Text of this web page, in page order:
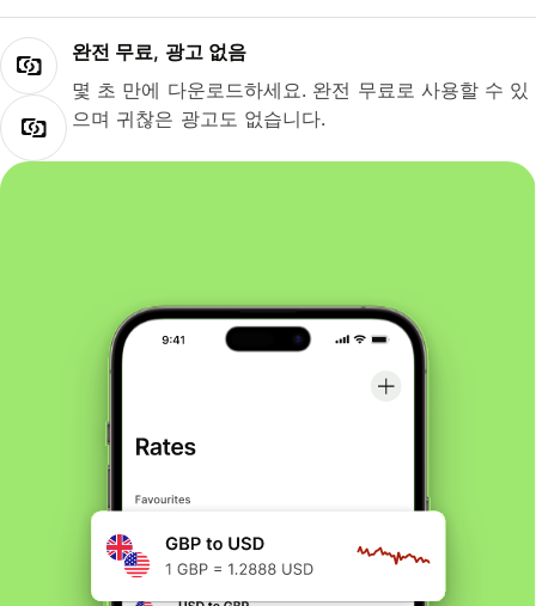
완전 무료, 광고 없음
몇 초 만에 다운로드하세요. 완전 무료로 사용할 수 있
으며 귀찮은 광고도 없습니다.